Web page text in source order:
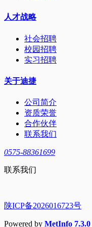
人才战略
社会招聘
校园招聘
实习招聘
关于迪捷
公司简介
资质荣誉
合作伙伴
联系我们
0575-88361699
联系我们
陕ICP备2026016723号
Powered by MetInfo 7.3.0